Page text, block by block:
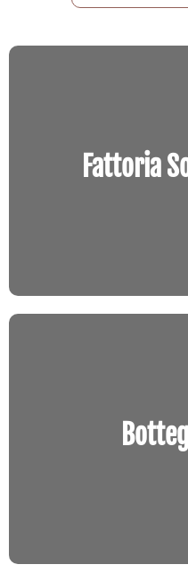
Fattoria
Ogni prodotto è
che unisce
Un luogo speciale
solidali, frutto di